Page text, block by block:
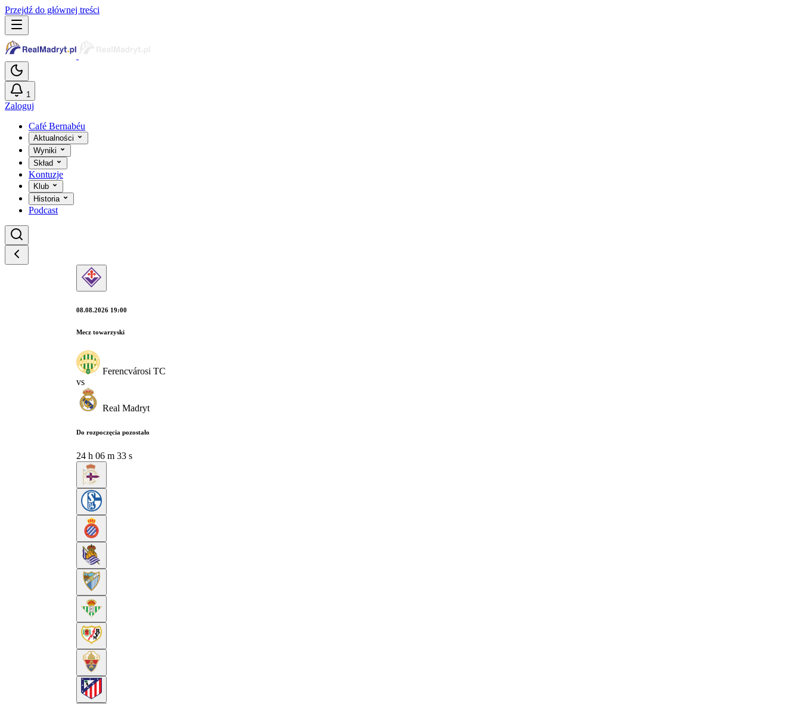
Przejdź do głównej treści
1
Zaloguj
Café Bernabéu
Aktualności
Wyniki
Skład
Kontuzje
Klub
Historia
Podcast
08.08.2026 19:00
Mecz towarzyski
Ferencvárosi TC
vs
Real Madryt
Do rozpoczęcia pozostało
24 h 06 m 32 s